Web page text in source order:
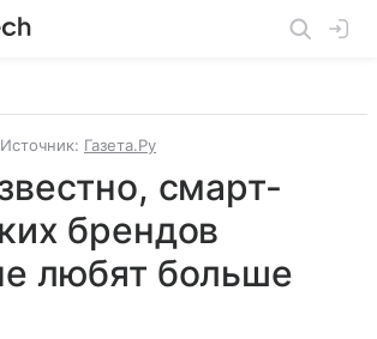
Источник: Газета.Ру
смарт-
брендов
любят больше